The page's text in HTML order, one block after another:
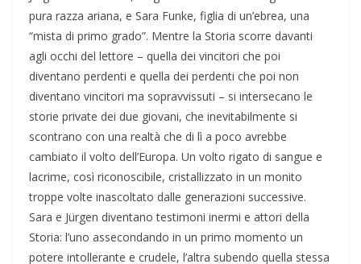
pura razza ariana, e Sara Funke, figlia di un’ebrea, una
“mista di primo grado”. Mentre la Storia scorre davanti
agli occhi del lettore – quella dei vincitori che poi
diventano perdenti e quella dei perdenti che poi non
diventano vincitori ma sopravvissuti – si intersecano le
storie private dei due giovani, che inevitabilmente si
scontrano con una realtà che di lì a poco avrebbe
cambiato il volto dell’Europa. Un volto rigato di sangue e
lacrime, così riconoscibile, cristallizzato in un monito
troppe volte inascoltato dalle generazioni successive.
Sara e Jürgen diventano testimoni inermi e attori della
Storia: l’uno assecondando in un primo momento un
potere intollerante e crudele, l’altra subendo quella stessa